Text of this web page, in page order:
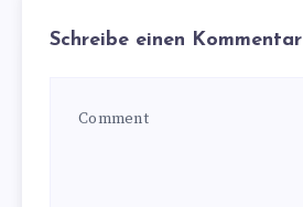
Schreibe einen Kommentar